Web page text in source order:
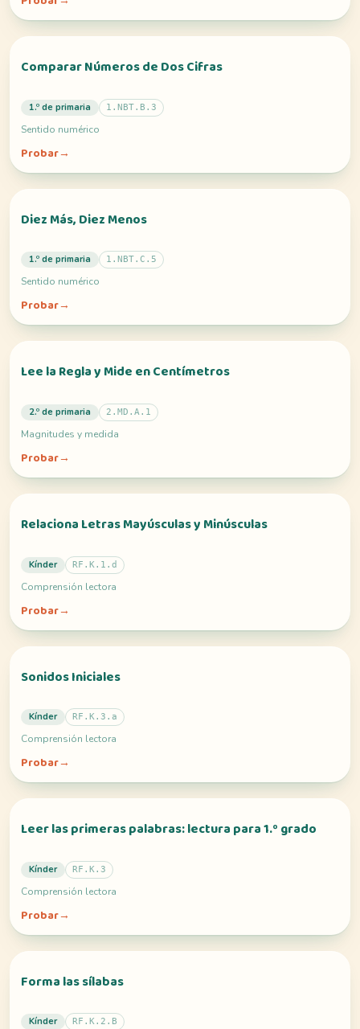
Comparar Números de Dos Cifras
1.º de primaria 1.NBT.B.3
Sentido numérico
Probar→
Diez Más, Diez Menos
1.º de primaria 1.NBT.C.5
Sentido numérico
Probar→
Lee la Regla y Mide en Centímetros
2.º de primaria 2.MD.A.1
Magnitudes y medida
Probar→
Relaciona Letras Mayúsculas y Minúsculas
Kínder RF.K.1.d
Comprensión lectora
Probar→
Sonidos Iniciales
Kínder RF.K.3.a
Comprensión lectora
Probar→
Leer las primeras palabras: lectura para 1.º grado
Kínder RF.K.3
Comprensión lectora
Probar→
Forma las sílabas
Kínder RF.K.2.B